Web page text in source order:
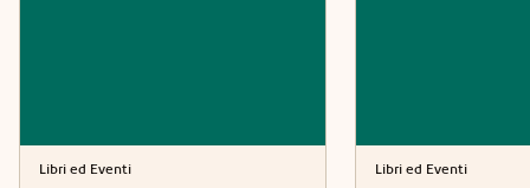
Libri ed Eventi Libri ed Eventi